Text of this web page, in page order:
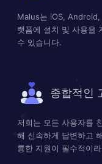
Malus는 iOS,
랫폼에 설치 및 사용을
수 있습니다.
종합적인
저희는 모든 사용자를
해 신속하게 답변하고
륭한 지원이 필수적이